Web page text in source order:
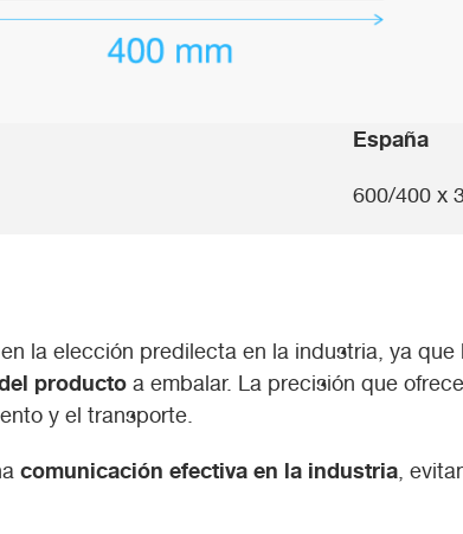
España
600/400 x
la elección predilecta en la industria, ya
producto a embalar. La precisión que
y el transporte.
comunicación efectiva en la industria,